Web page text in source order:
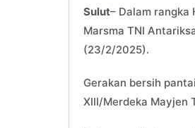
Sulut– Dalam rangka
Marsma TNI
(23/2/2025).
Gerakan bersih
XIII/Merdeka Mayjen